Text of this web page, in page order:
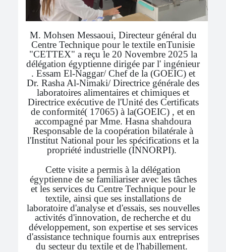
M. Mohsen Messaoui, Directeur général du
Centre Technique pour le textile enTunisie
"CETTEX" a reçu le 20 Novembre 2025 la
délégation égyptienne dirigée par l' ingénieur
. Essam El-Naggar/ Chef de la (GOEIC) et
Dr. Rasha Al-Nimaki/ Directrice générale des
laboratoires alimentaires et chimiques et
Directrice exécutive de l'Unité des Certificats
de conformité( 17065) à la(GOEIC) , et en
accompagné par Mme. Hasna shahdoura
Responsable de la coopération bilatérale à
l'Institut National pour les spécifications et la
propriété industrielle (INNORPI).
Cette visite a permis à la délégation
égyptienne de se familiariser avec les tâches
et les services du Centre Technique pour le
textile, ainsi que ses installations de
laboratoire d'analyse et d'essais, ses nouvelles
activités d'innovation, de recherche et du
développement, son expertise et ses services
d'assistance technique fournis aux entreprises
du secteur du textile et de l'habillement.